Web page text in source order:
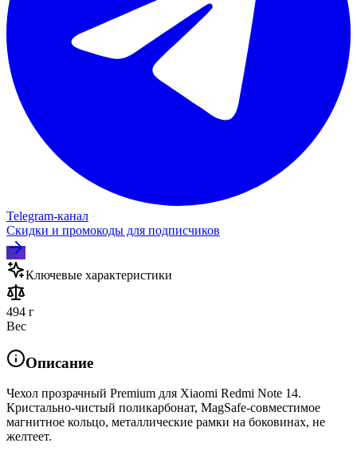
Telegram‑канал
Скидки и промокоды для подписчиков
Ключевые характеристики
494 г
Вес
Описание
Чехол прозрачный Premium для Xiaomi Redmi Note 14.
Кристально-чистый поликарбонат, MagSafe-совместимое
магнитное кольцо, металлические рамки на боковинах, не
желтеет.